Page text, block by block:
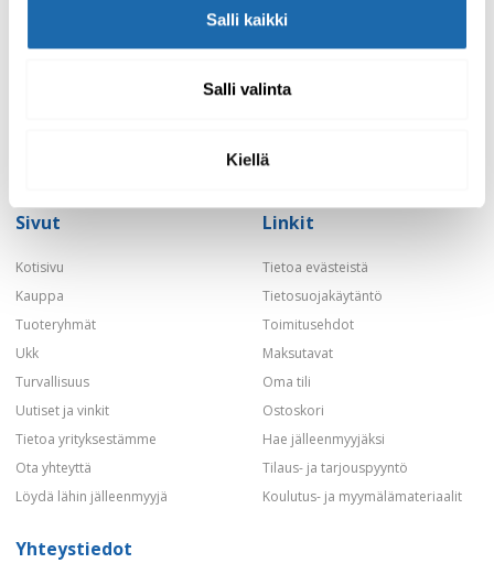
Salli kaikki
Salli valinta
Kiellä
tai löydä tuotteet jälleenmyyjiltä.
Sivut
Kotisivu
Kauppa
Tuoteryhmät
Ukk
Turvallisuus
Uutiset ja vinkit
Tietoa yrityksestämme
Ota yhteyttä
Löydä lähin jälleenmyyjä
Linkit
Tietoa evästeistä
Tietosuojakäytäntö
Toimitusehdot
Maksutavat
Oma tili
Ostoskori
Hae jälleenmyyjäksi
Tilaus- ja tarjouspyyntö
Koulutus- ja myymälämateriaalit
Yhteystiedot